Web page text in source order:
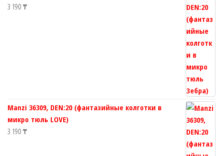
3 190 ₸
Manzi 36309, DEN:20 (фантазийные колготки в
микро тюль LOVE)
3 190 ₸